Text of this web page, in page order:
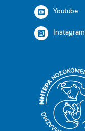
Youtube
Instagram